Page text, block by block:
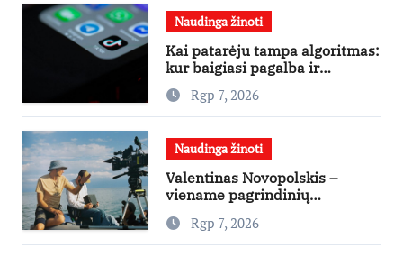
Naudinga žinoti
Kai patarėju tampa algoritmas:
kur baigiasi pagalba ir
prasideda reklama?
Rgp 7, 2026
Naudinga žinoti
Valentinas Novopolskis –
viename pagrindinių
vaidmenų penkių šalių filme
„Nugalėtoja“: Lietuvos kino
teatruose – nuo rugpjūčio 7-
Rgp 7, 2026